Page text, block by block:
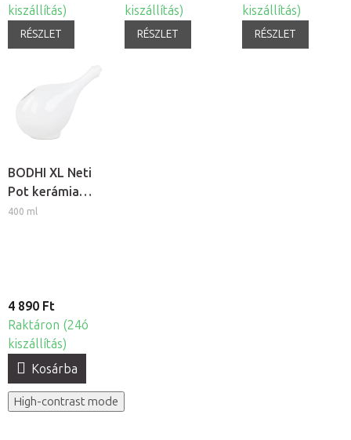
kiszállítás)
RÉSZLET
kiszállítás)
RÉSZLET
kiszállítás)
RÉSZLET
BODHI XL Neti
Pot kerámia
orrmosó kancsó
400 ml
4 890 Ft
Raktáron (24ó
kiszállítás)
Kosárba
High-contrast mode